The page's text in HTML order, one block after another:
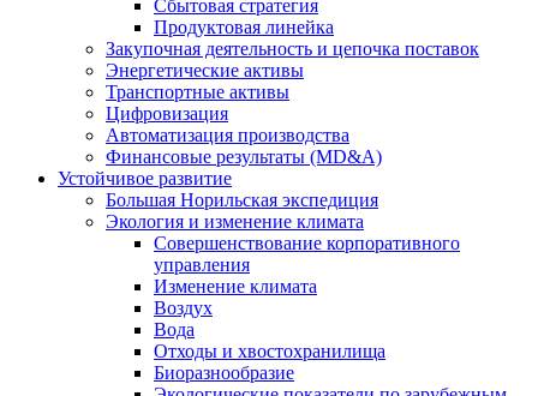
Сбытовая стратегия
Продуктовая линейка
Закупочная деятельность и цепочка поставок
Энергетические активы
Транспортные активы
Цифровизация
Автоматизация производства
Финансовые результаты (MD&A)
Устойчивое развитие
Большая Норильская экспедиция
Экология и изменение климата
Совершенствование корпоративного
управления
Изменение климата
Воздух
Вода
Отходы и хвостохранилища
Биоразнообразие